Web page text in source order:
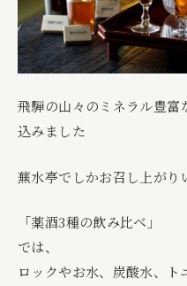
飛騨の山々のミネラル豊富
込みました
蕪水亭でしかお召し上がり
「薬酒3種の飲み比べ」
では、
ロックやお水、炭酸水、ト